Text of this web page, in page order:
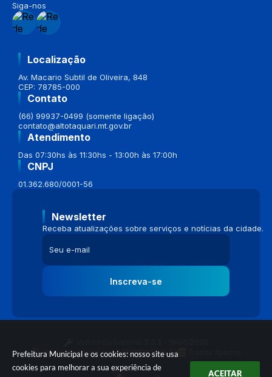
Prefeitura Municipal e os cookies: nosso site usa
cookies para melhorar a sua experiência de
ACEITAR
Siga-nos
Localização
Av. Macario Subtil de Oliveira, 848
CEP: 78785-000
Contato
(66) 99937-0499 (somente ligação)
contato@altotaquari.mt.gov.br
Atendimento
Das 07:30hs às 11:30hs - 13:00h às 17:00h
CNPJ
01.362.680/0001-56
Newsletter
Receba atualizações sobre serviços e notícias da cidade.
Inscreva-se
Portal atualizado em:04/08/2026 16:58